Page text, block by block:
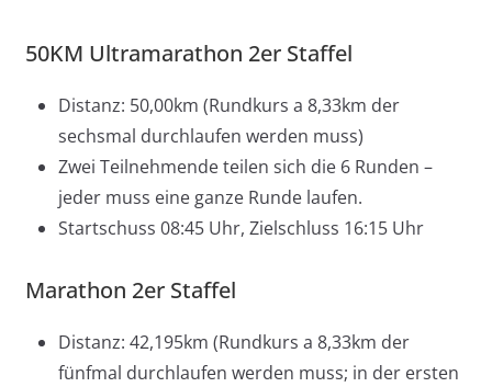
50KM Ultramarathon 2er Staffel
Distanz: 50,00km (Rundkurs a 8,33km der
sechsmal durchlaufen werden muss)
Zwei Teilnehmende teilen sich die 6 Runden –
jeder muss eine ganze Runde laufen.
Startschuss 08:45 Uhr, Zielschluss 16:15 Uhr
Marathon 2er Staffel
Distanz: 42,195km (Rundkurs a 8,33km der
fünfmal durchlaufen werden muss; in der ersten